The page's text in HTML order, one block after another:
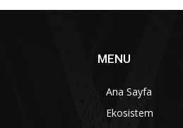
MENU
Ana Sayfa
Ekosistem